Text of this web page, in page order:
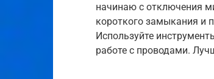
начинаю с отключения
короткого замыкания и
Используйте
работе с проводами.